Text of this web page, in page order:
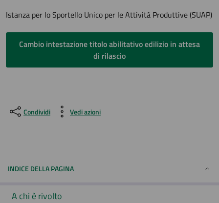
Istanza per lo Sportello Unico per le Attività Produttive (SUAP)
Cambio intestazione titolo abilitativo edilizio in attesa
di rilascio
Condividi Vedi azioni
INDICE DELLA PAGINA
A chi è rivolto